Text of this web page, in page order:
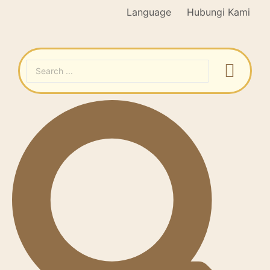
Language Hubungi Kami